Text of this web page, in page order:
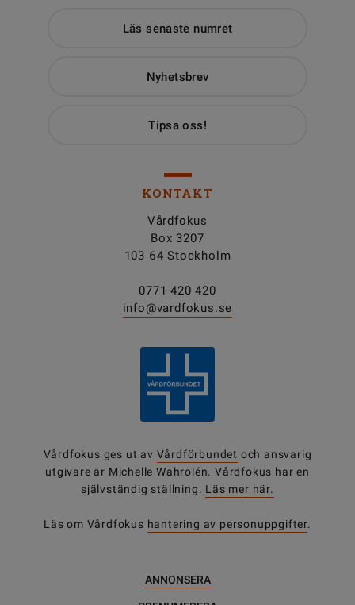
Läs senaste numret
Nyhetsbrev
Tipsa oss!
KONTAKT
Vårdfokus
Box 3207
103 64 Stockholm
0771-420 420
info@vardfokus.se
Vårdfokus ges ut av Vårdförbundet och ansvarig
utgivare är Michelle Wahrolén. Vårdfokus har en
självständig ställning. Läs mer här.
Läs om Vårdfokus hantering av personuppgifter.
ANNONSERA